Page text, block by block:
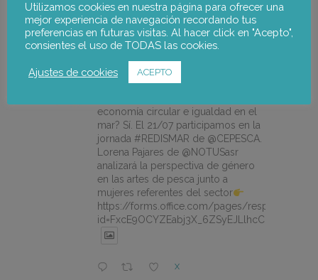
X
notus-asr @notusasr
economía circular e igualdad en el
mar? Sí. El 21/07 participamos en la
jornada #REDISMAR de @CEPESCA.
Lorena Pajares de @NOTUSasr
analizará la perspectiva de género
en las artes de pesca junto a
mujeres referentes del sector
https://forms.office.com/pages/
X
Utilizamos cookies en nuestra página para ofrecer una
mejor experiencia de navegación recordando tus
preferencias en futuras visitas. Al hacer click en "Acepto",
consientes el uso de TODAS las cookies.
Ajustes de cookies ACEPTO